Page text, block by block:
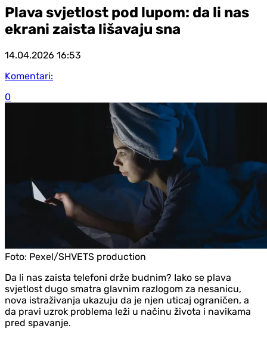
Plava svjetlost pod lupom: da li nas
ekrani zaista lišavaju sna
14.04.2026 16:53
Komentari:
0
Foto: Pexel/SHVETS production
Da li nas zaista telefoni drže budnim? Iako se plava
svjetlost dugo smatra glavnim razlogom za nesanicu,
nova istraživanja ukazuju da je njen uticaj ograničen, a
da pravi uzrok problema leži u načinu života i navikama
pred spavanje.